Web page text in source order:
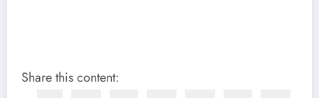
Share this content: